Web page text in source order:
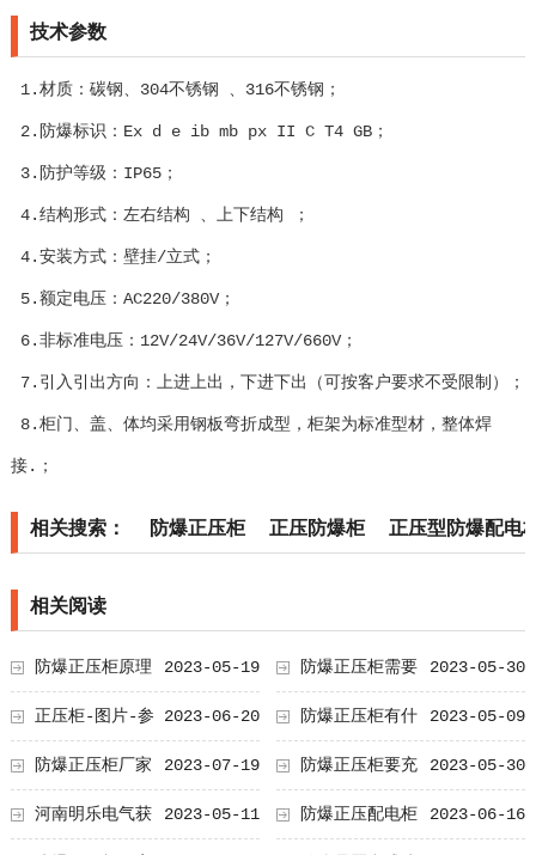
技术参数
1.材质：碳钢、304不锈钢 、316不锈钢；
2.防爆标识：Ex d e ib mb px II C T4 GB；
3.防护等级：IP65；
4.结构形式：左右结构 、上下结构 ；
4.安装方式：壁挂/立式；
5.额定电压：AC220/380V；
6.非标准电压：12V/24V/36V/127V/660V；
7.引入引出方向：上进上出，下进下出（可按客户要求不受限制）；
8.柜门、盖、体均采用钢板弯折成型，柜架为标准型材，整体焊
接.；
相关搜索： 防爆正压柜 正压防爆柜 正压型防爆配电
相关阅读
2023-05-19
防爆正压柜原理
2023-06-20
正压柜-图片-参
数-厂家 2023-07-19
防爆正压柜厂家
2023-05-11
河南明乐电气获
2023-05-30
防爆正压柜需要
达到多大压力 2023-05-09
防爆正压柜有什
么特点？ 2023-05-30
防爆正压柜要充
什么气体 2023-06-16
防爆正压配电柜